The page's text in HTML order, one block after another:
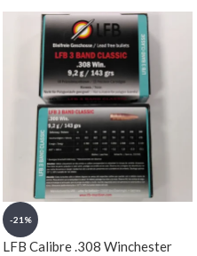
-21%
LFB Calibre .308 Winchester